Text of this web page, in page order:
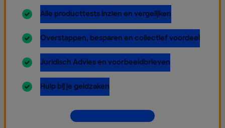
inbegrepen:
Alle producttests inzien en vergelijken
inbegrepen:
Overstappen, besparen en collectief voordeel
inbegrepen:
Juridisch Advies en voorbeeldbrieven
inbegrepen:
Hulp bij je geldzaken
Dit krijg je allemaal